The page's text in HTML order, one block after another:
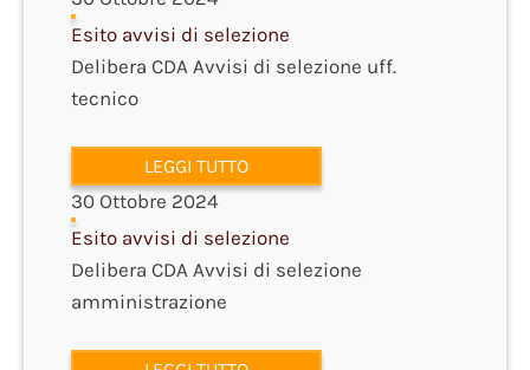
Esito avvisi di selezione
Delibera CDA Avvisi di selezione uff.
tecnico
LEGGI TUTTO
30 Ottobre 2024
Esito avvisi di selezione
Delibera CDA Avvisi di selezione
amministrazione